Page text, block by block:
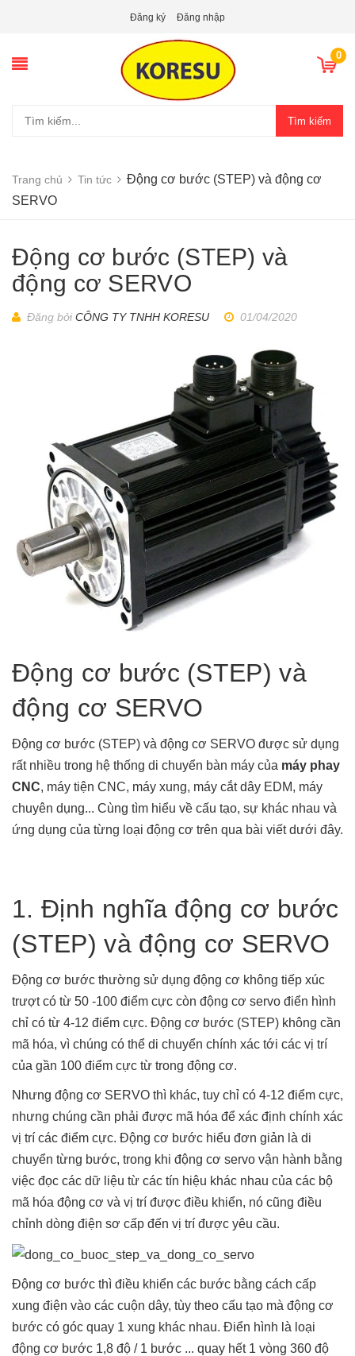
Đăng ký Đăng nhập
0
Tìm kiếm
Trang chủ Tin tức
Động cơ bước (STEP) và động cơ
SERVO
Động cơ bước (STEP) và
động cơ SERVO
Đăng bởiCÔNG TY TNHH KORESU 01/04/2020
Động cơ bước (STEP) và
động cơ SERVO
Động cơ bước (STEP) và động cơ SERVO được sử dụng
rất nhiều trong hệ thống di chuyển bàn máy của máy phay
CNC, máy tiện CNC, máy xung, máy cắt dây EDM, máy
chuyên dụng... Cùng tìm hiểu về cấu tạo, sự khác nhau và
ứng dụng của từng loại động cơ trên qua bài viết dưới đây.
1. Định nghĩa động cơ bước
(STEP) và động cơ SERVO
Động cơ bước thường sử dụng động cơ không tiếp xúc
trượt có từ 50 -100 điểm cực còn động cơ servo điển hình
chỉ có từ 4-12 điểm cực. Động cơ bước (STEP) không cần
mã hóa, vì chúng có thể di chuyển chính xác tới các vị trí
của gần 100 điểm cực từ trong động cơ.
Nhưng động cơ SERVO thì khác, tuy chỉ có 4-12 điểm cực,
nhưng chúng cần phải được mã hóa để xác định chính xác
vị trí các điểm cực. Động cơ bước hiểu đơn giản là di
chuyển từng bước, trong khi động cơ servo vận hành bằng
việc đọc các dữ liệu từ các tín hiệu khác nhau của các bộ
mã hóa động cơ và vị trí được điều khiển, nó cũng điều
chỉnh dòng điện sơ cấp đến vị trí được yêu cầu.
Động cơ bước thì điều khiển các bước bằng cách cấp
xung điện vào các cuộn dây, tùy theo cấu tạo mà động cơ
bước có góc quay 1 xung khác nhau. Điển hình là loại
động cơ bước 1,8 độ / 1 bước ... quay hết 1 vòng 360 độ